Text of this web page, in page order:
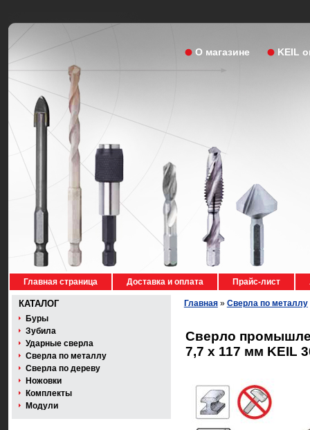
О магазине KEIL
Главная страница Доставка и оплата Прайс-лист
КАТАЛОГ
Буры
Зубила
Ударные сверла
Сверла по металлу
Сверла по дереву
Ножовки
Комплекты
Модули
Главная» Сверла по металлу
Сверло
7,7 x 117 мм KEIL